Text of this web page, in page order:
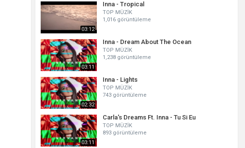
03:12
Inna - Tropical
TOP MÜZİK
1,016 görüntüleme
03:11
Inna - Dream About The Ocean
TOP MÜZİK
1,238 görüntüleme
02:32
Inna - Lights
TOP MÜZİK
743 görüntüleme
03:11
Carla's Dreams Ft. Inna - Tu Si Eu
TOP MÜZİK
893 görüntüleme